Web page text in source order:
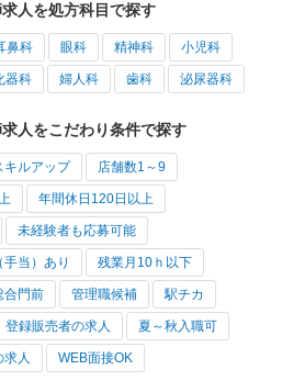
人を処方科目で探す
鼻科 眼科 精神科 小児科
器科 婦人科 歯科 泌尿器科
人をこだわり条件で探す
キルアップ 店舗数1～9
年間休日120日以上
未経験者も応募可能
当）あり 残業月10ｈ以下
合門前 管理職候補 駅チカ
登録販売者の求人 夏～秋入職可
求人 WEB面接OK